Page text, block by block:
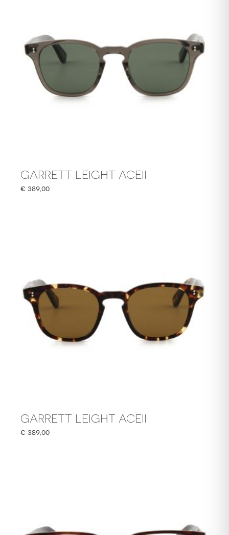
GARRETT LEIGHT ACEII
€ 389,00
GARRETT LEIGHT ACEII
€ 389,00